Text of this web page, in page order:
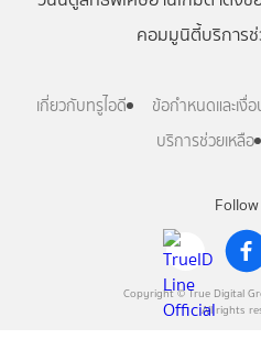
Copyright © True Digital
All rights
คอมมูนิตี้บริการ
เกี่ยวกับทรูไอดี ข้อกำหนดและเงื่อ
บริการช่วยเหลือ